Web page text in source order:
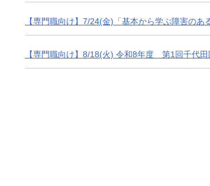
【専門職向け】7/24(金)「基本から学ぶ障害のあ
【専門職向け】8/18(火) 令和8年度 第1回千代田